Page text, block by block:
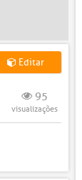
Editar
95
visualizações